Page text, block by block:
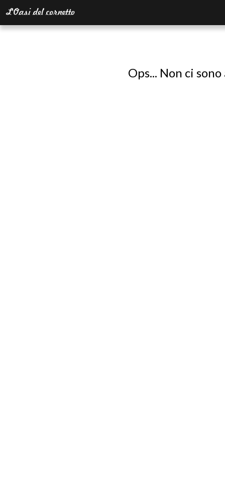
Ops... Non ci